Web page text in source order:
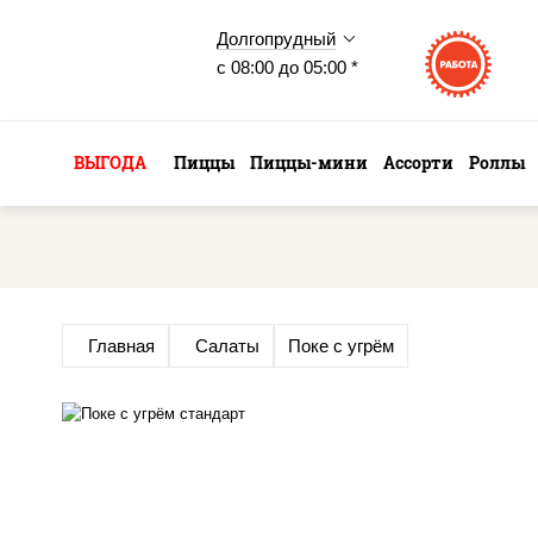
Долгопрудный
с 08:00 до 05:00 *
ВЫГОДА Пиццы Пиццы-мини Ассорти Роллы
Главная Салаты Поке с угрём